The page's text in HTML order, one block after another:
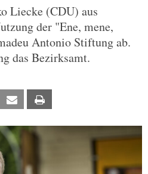
Liecke (CDU) aus
der "Ene, mene,
Antonio Stiftung ab.
das Bezirksamt.
Xing Email